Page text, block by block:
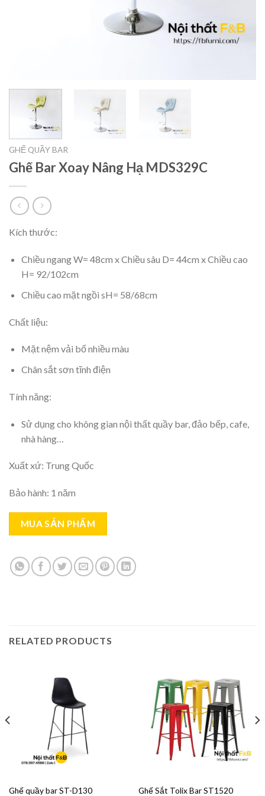
GHẾ QUẦY BAR
Ghế Bar Xoay Nâng Hạ MDS329C
Kích thước:
Chiều ngang W= 48cm x Chiều sâu D= 44cm x Chiều cao
H= 92/102cm
Chiều cao mặt ngồi sH= 58/68cm
Chất liệu:
Mặt nệm vải bố nhiều màu
Chân sắt sơn tĩnh điện
Tính năng:
Sử dụng cho không gian nội thất quầy bar, đảo bếp, cafe,
nhà hàng…
Xuất xứ: Trung Quốc
Bảo hành: 1 năm
MUA SẢN PHẨM
RELATED PRODUCTS
Ghế quầy bar ST-D130 Ghế Sắt Tolix Bar ST1520